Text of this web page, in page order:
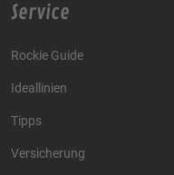
Service
Rockie Guide
Ideallinien
Tipps
Versicherung